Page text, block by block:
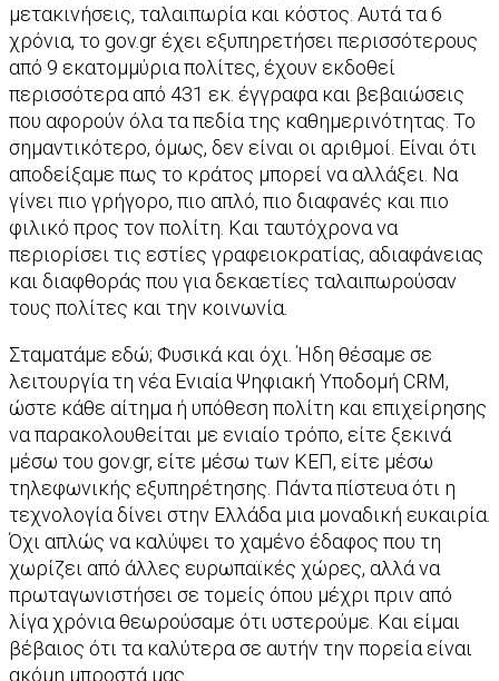
μετακινήσεις, ταλαιπωρία και κόστος. Αυτά τα 6
χρόνια, το gov.gr έχει εξυπηρετήσει περισσότερους
από 9 εκατομμύρια πολίτες, έχουν εκδοθεί
περισσότερα από 431 εκ. έγγραφα και βεβαιώσεις
που αφορούν όλα τα πεδία της καθημερινότητας. Το
σημαντικότερο, όμως, δεν είναι οι αριθμοί. Είναι ότι
αποδείξαμε πως το κράτος μπορεί να αλλάξει. Να
γίνει πιο γρήγορο, πιο απλό, πιο διαφανές και πιο
φιλικό προς τον πολίτη. Και ταυτόχρονα να
περιορίσει τις εστίες γραφειοκρατίας, αδιαφάνειας
και διαφθοράς που για δεκαετίες ταλαιπωρούσαν
τους πολίτες και την κοινωνία.
Σταματάμε εδώ; Φυσικά και όχι. Ήδη θέσαμε σε
λειτουργία τη νέα Ενιαία Ψηφιακή Υποδομή CRM,
ώστε κάθε αίτημα ή υπόθεση πολίτη και επιχείρησης
να παρακολουθείται με ενιαίο τρόπο, είτε ξεκινά
μέσω του gov.gr, είτε μέσω των ΚΕΠ, είτε μέσω
τηλεφωνικής εξυπηρέτησης. Πάντα πίστευα ότι η
τεχνολογία δίνει στην Ελλάδα μια μοναδική ευκαιρία.
Όχι απλώς να καλύψει το χαμένο έδαφος που τη
χωρίζει από άλλες ευρωπαϊκές χώρες, αλλά να
πρωταγωνιστήσει σε τομείς όπου μέχρι πριν από
λίγα χρόνια θεωρούσαμε ότι υστερούμε. Και είμαι
βέβαιος ότι τα καλύτερα σε αυτήν την πορεία είναι
ακόμη μπροστά μας.